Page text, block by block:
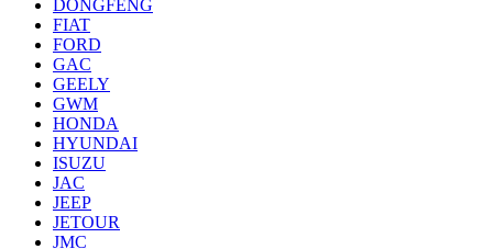
DONGFENG
FIAT
FORD
GAC
GEELY
GWM
HONDA
HYUNDAI
ISUZU
JAC
JEEP
JETOUR
JMC